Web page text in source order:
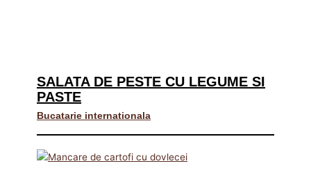
SALATA DE PESTE CU LEGUME SI
PASTE
Bucatarie internationala